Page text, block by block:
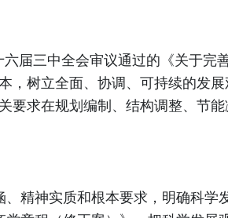
届三中全会审议通过的《关于完
，树立全面、协调、可持续的发
要求在规划编制、结构调整、节
精神实质和根本要求，明确科学